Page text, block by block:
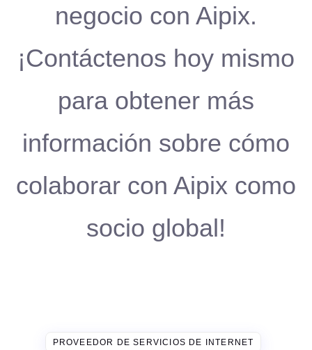
negocio con Aipix.
¡Contáctenos hoy mismo
para obtener más
información sobre cómo
colaborar con Aipix como
socio global!
PROVEEDOR DE SERVICIOS DE INTERNET